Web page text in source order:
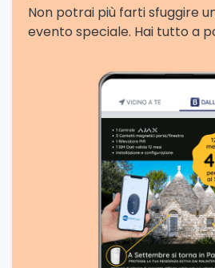
Non potrai più farti sfuggire
evento speciale. Hai tutto a